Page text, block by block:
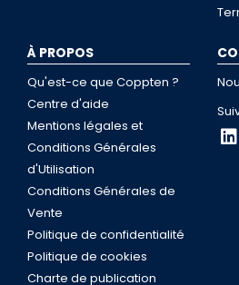
À PROPOS
Qu'est-ce que Coppten ?
Centre d'aide
Mentions légales et
Conditions Générales
d'Utilisation
Conditions Générales de
Vente
Politique de confidentialité
Politique de cookies
Charte de publication